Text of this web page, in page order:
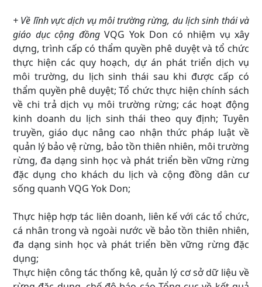
+ Về lĩnh vực dịch vụ môi trường rừng, du lịch sinh thái và
giáo dục cộng đồngVQG Yok Don có nhiệm vụ xây
dựng, trình cấp có thẩm quyền phê duyệt và tổ chức
thực hiện các quy hoạch, dự án phát triển dịch vụ
môi trường, du lịch sinh thái sau khi được cấp có
thẩm quyền phê duyệt; Tổ chức thực hiện chính sách
về chi trả dịch vụ môi trường rừng; các hoạt động
kinh doanh du lịch sinh thái theo quy định; Tuyên
truyền, giáo dục nâng cao nhận thức pháp luật về
quản lý bảo vệ rừng, bảo tồn thiên nhiên, môi trường
rừng, đa dạng sinh học và phát triển bền vững rừng
đặc dụng cho khách du lịch và cộng đồng dân cư
sống quanh VQG Yok Don;
Thực hiệp hợp tác liên doanh, liên kế với các tổ chức,
cá nhân trong và ngoài nước về bảo tồn thiên nhiên,
đa dạng sinh học và phát triển bền vững rừng đặc
dụng;
Thực hiện công tác thống kê, quản lý cơ sở dữ liệu về